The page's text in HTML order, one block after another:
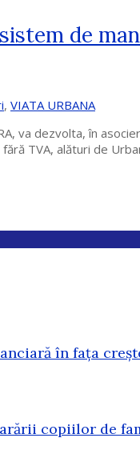
de
, VIATA URBANA
va dezvolta, în
TVA, alături de
în fața
copiilor de